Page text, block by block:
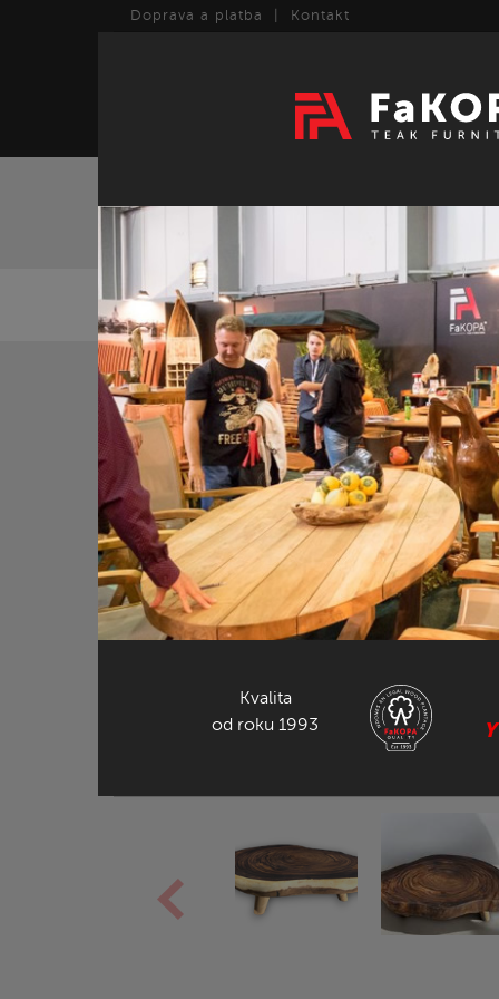
Kvalita
od roku 1993
Doprava a platba Kontakt
TEAK
ZPĚT